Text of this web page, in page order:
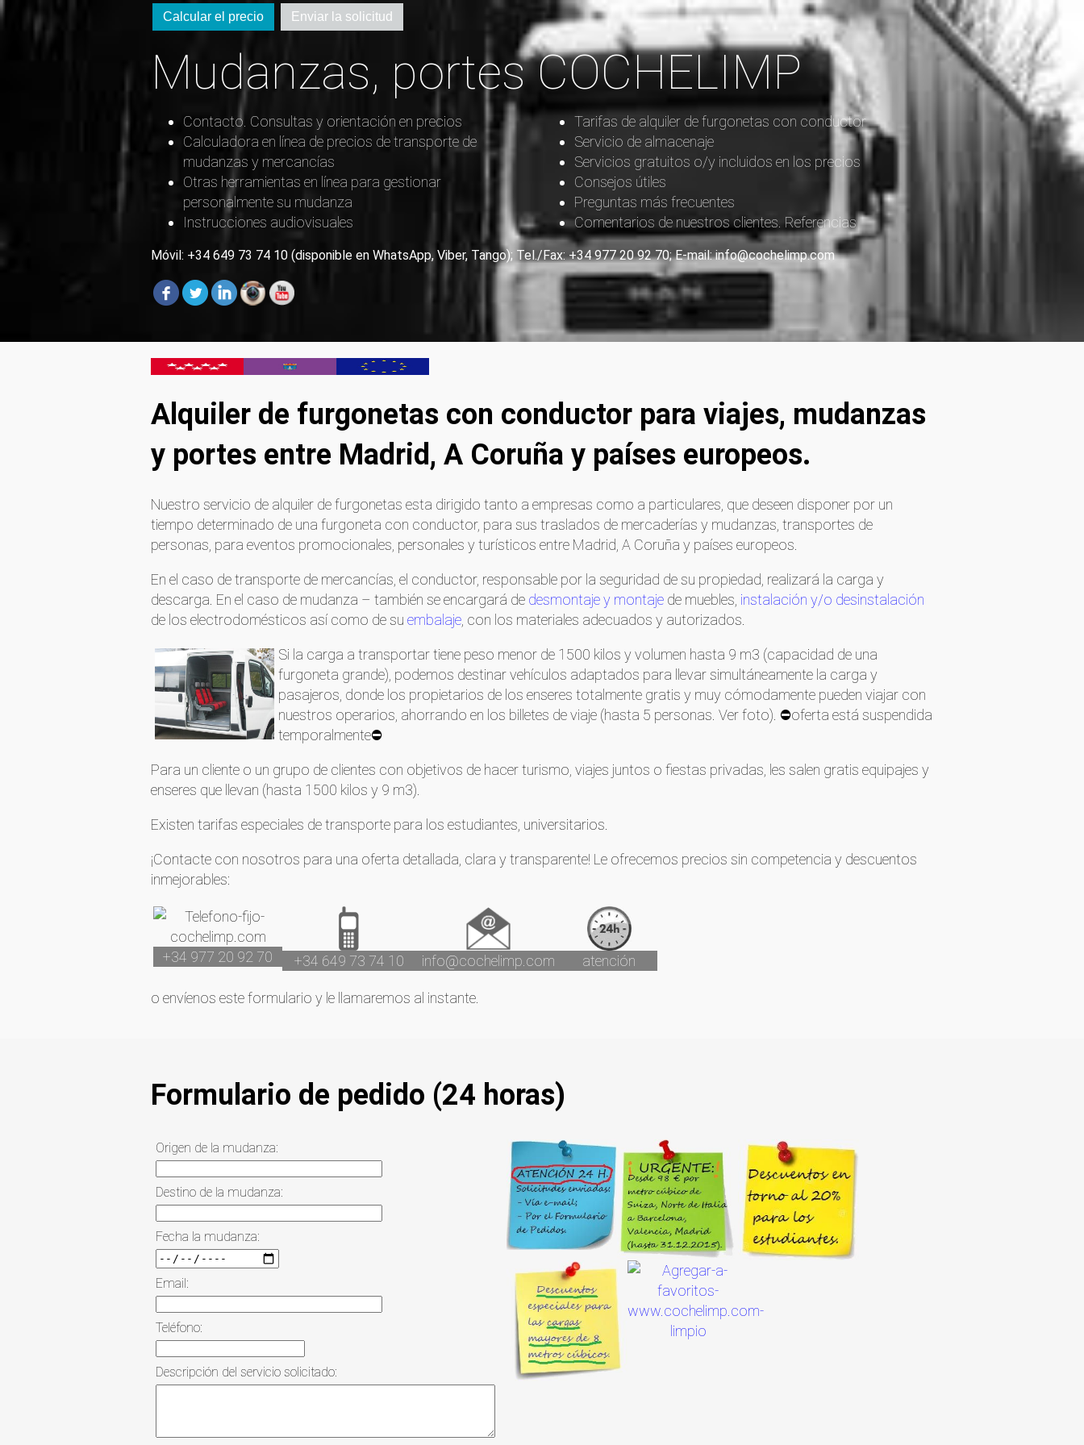
Calcular el precio Enviar la solicitud
Mudanzas, portes COCHELIMP
Contacto. Consultas y orientación en precios
Calculadora en línea de precios de transporte de
mudanzas y mercancías
Otras herramientas en línea para gestionar
personalmente su mudanza
Instrucciones audiovisuales
Tarifas de alquiler de furgonetas con conductor
Servicio de almacenaje
Servicios gratuitos o/y incluidos en los precios
Consejos útiles
Preguntas más frecuentes
Comentarios de nuestros clientes. Referencias
Móvil: +34 649 73 74 10 (disponible en WhatsApp, Viber, Tango); Tel./Fax: +34 977 20 92 70; E-mail: info@cochelimp.com
Alquiler de furgonetas con conductor para viajes, mudanzas
y portes entre Madrid, A Coruña y países europeos.
Nuestro servicio de alquiler de furgonetas esta dirigido tanto a empresas como a particulares, que deseen disponer por un
tiempo determinado de una furgoneta con conductor, para sus traslados de mercaderías y mudanzas, transportes de
personas, para eventos promocionales, personales y turísticos entre Madrid, A Coruña y países europeos.
En el caso de transporte de mercancías, el conductor, responsable por la seguridad de su propiedad, realizará la carga y
descarga. En el caso de mudanza – también se encargará de desmontaje y montaje de muebles, instalación y/o desinstalación
de los electrodomésticos así como de su embalaje, con los materiales adecuados y autorizados.
Si la carga a transportar tiene peso menor de 1500 kilos y volumen hasta 9 m3 (capacidad de una
furgoneta grande), podemos destinar vehículos adaptados para llevar simultáneamente la carga y
pasajeros, donde los propietarios de los enseres totalmente gratis y muy cómodamente pueden viajar con
nuestros operarios, ahorrando en los billetes de viaje (hasta 5 personas. Ver foto). ⛔oferta está suspendida
temporalmente⛔
Para un cliente o un grupo de clientes con objetivos de hacer turismo, viajes juntos o fiestas privadas, les salen gratis equipajes y
enseres que llevan (hasta 1500 kilos y 9 m3).
Existen tarifas especiales de transporte para los estudiantes, universitarios.
¡Contacte con nosotros para una oferta detallada, clara y transparente! Le ofrecemos precios sin competencia y descuentos
inmejorables:
+34 977 20 92 70 +34 649 73 74 10 info@cochelimp.com atención
o envíenos este formulario y le llamaremos al instante.
Formulario de pedido (24 horas)
Origen de la mudanza:
Destino de la mudanza:
Fecha la mudanza:
Email:
Teléfono:
Descripción del servicio solicitado: